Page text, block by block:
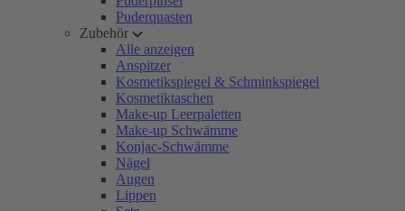
Puderquasten
Zubehör
Alle anzeigen
Anspitzer
Kosmetikspiegel & Schminkspiegel
Kosmetiktaschen
Make-up Leerpaletten
Make-up Schwämme
Konjac-Schwämme
Nägel
Augen
Lippen